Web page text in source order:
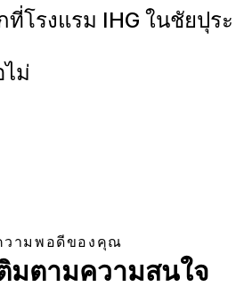
โรงแรม IHG ในชัยปุระ
ม่
วามพอดีของคุณ
มตามความสนใจ